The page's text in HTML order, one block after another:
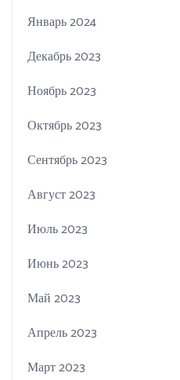
Январь 2024
Декабрь 2023
Ноябрь 2023
Октябрь 2023
Сентябрь 2023
Август 2023
Июль 2023
Июнь 2023
Май 2023
Апрель 2023
Март 2023